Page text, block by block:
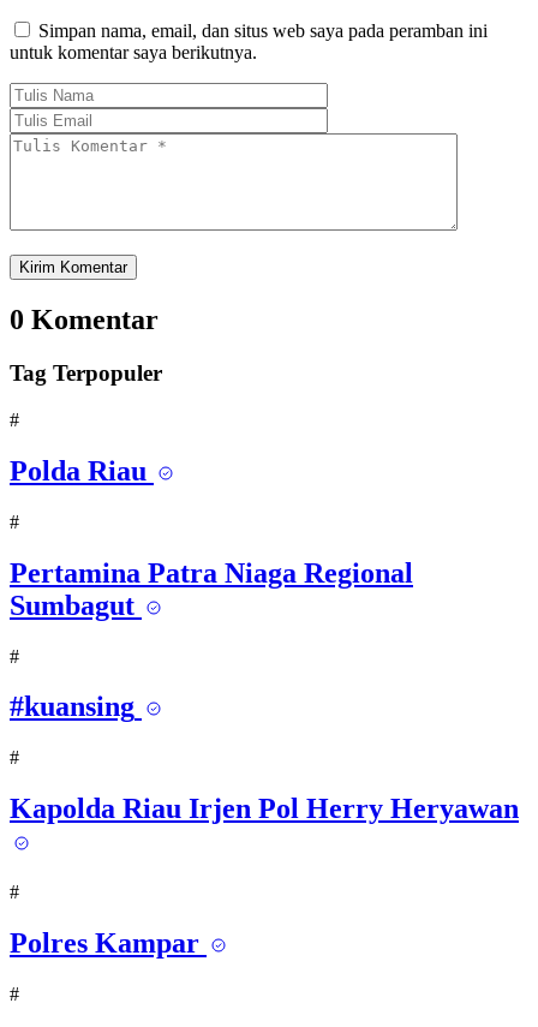
Simpan nama, email, dan situs web saya pada peramban ini
untuk komentar saya berikutnya.
0 Komentar
Tag Terpopuler
#
Polda Riau
#
Pertamina Patra Niaga Regional
Sumbagut
#
#kuansing
#
Kapolda Riau Irjen Pol Herry Heryawan
#
Polres Kampar
#